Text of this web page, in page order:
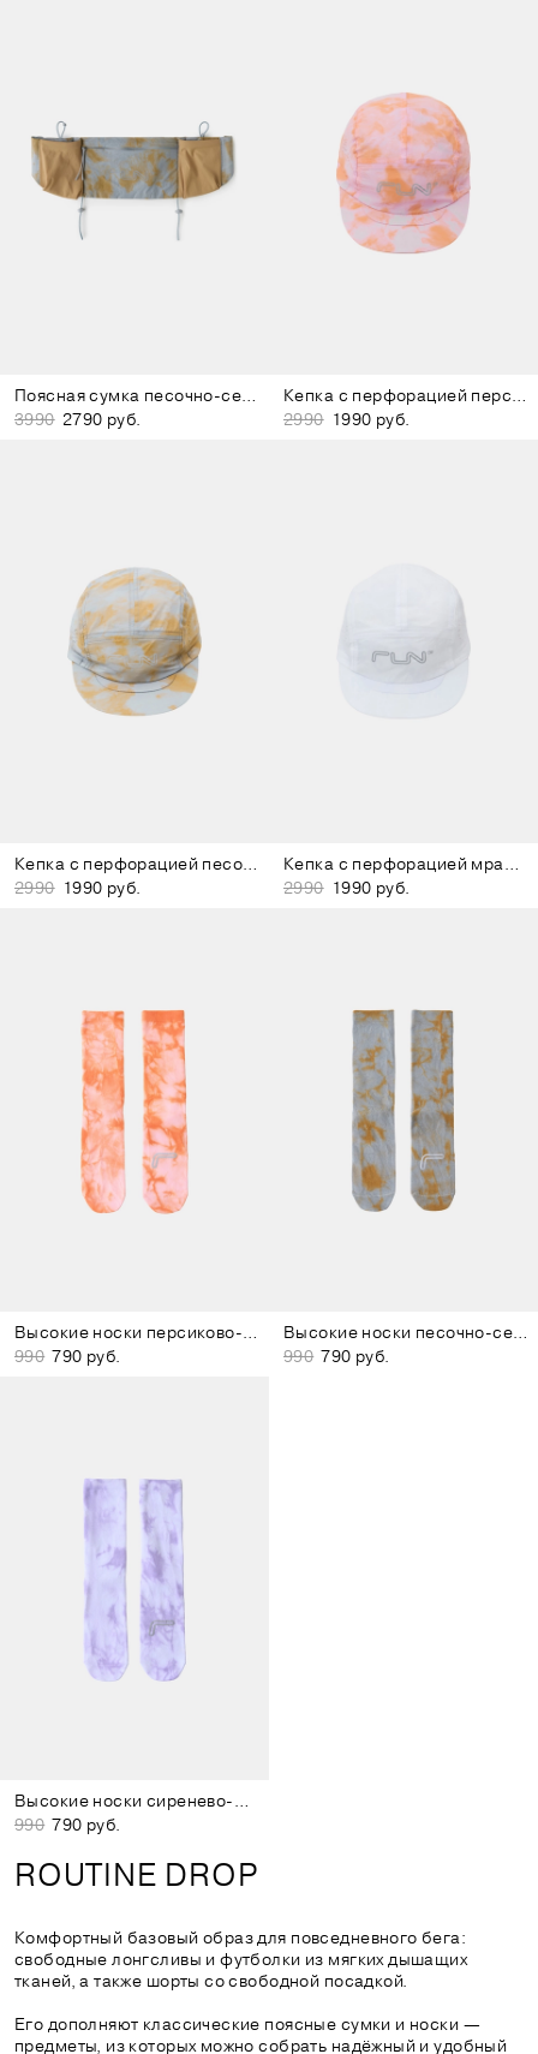
Поясная сумка песочно-серая
3990 2790 руб.
Кепка с перфорацией персиково-розовая
2990 1990 руб.
Кепка с перфорацией песочно-коричневая
2990 1990 руб.
Кепка с перфорацией мраморно-белая
2990 1990 руб.
Высокие носки персиково-розовые
990 790 руб.
Высокие носки песочно-серые
990 790 руб.
Высокие носки сиренево-белые
990 790 руб.
ROUTINE DROP
Комфортный базовый образ для повседневного бега:
свободные лонгсливы и футболки из мягких дышащих
тканей, а также шорты со свободной посадкой.
Его дополняют классические поясные сумки и носки —
предметы, из которых можно собрать надёжный и удобный